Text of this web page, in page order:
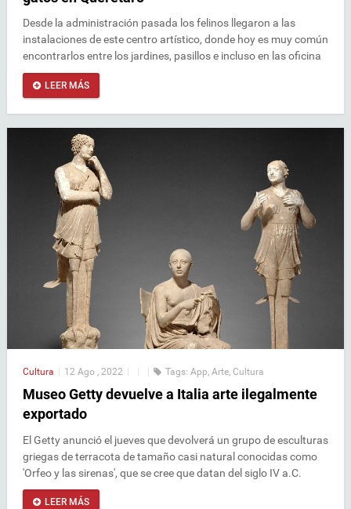
Desde la administración pasada los felinos llegaron a las
instalaciones de este centro artístico, donde hoy es muy común
encontrarlos entre los jardines, pasillos e incluso en las oficina
LEER MÁS
Cultura 12 Ago , 2022 Tags: App, Arte, Cultura
Museo Getty devuelve a Italia arte ilegalmente
exportado
El Getty anunció el jueves que devolverá un grupo de esculturas
griegas de terracota de tamaño casi natural conocidas como
'Orfeo y las sirenas', que se cree que datan del siglo IV a.C.
LEER MÁS